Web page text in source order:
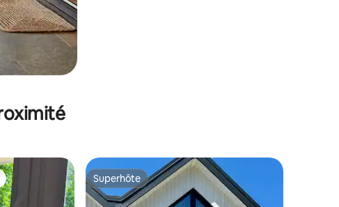
Superhôte
Superhôte